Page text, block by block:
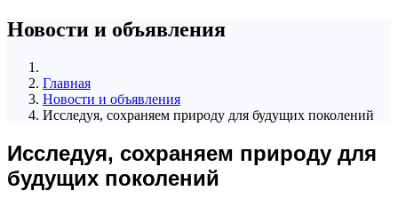
Новости и объявления
Главная
Новости и объявления
Исследуя, сохраняем природу для будущих поколений
Исследуя, сохраняем природу для
будущих поколений